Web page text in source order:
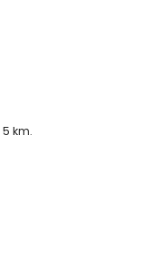
km.